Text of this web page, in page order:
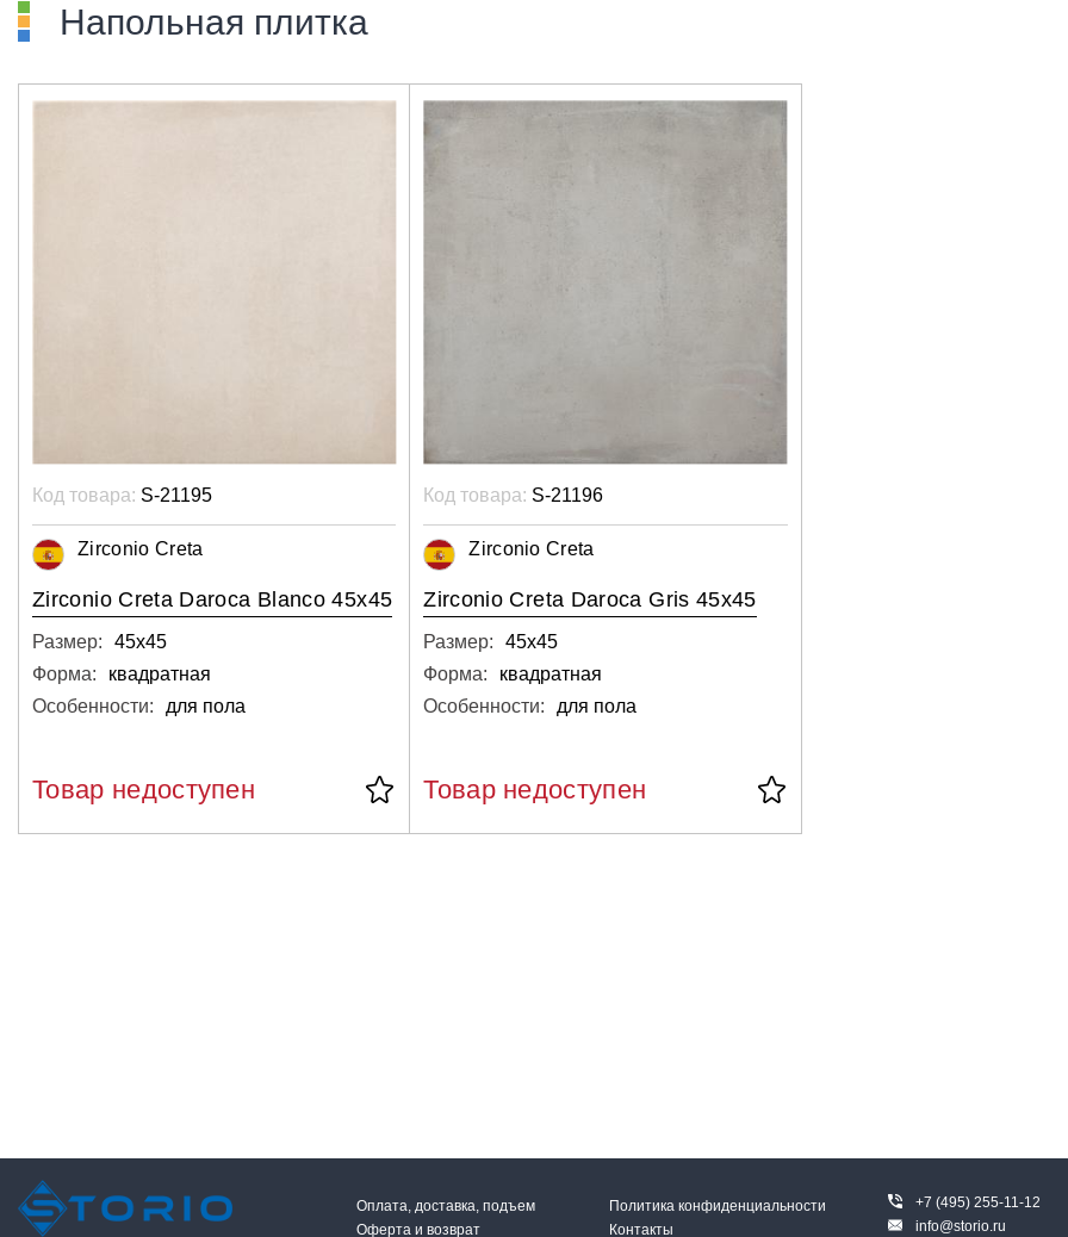
Напольная плитка
Код товара: S-21195
Zirconio Creta
Zirconio Creta Daroca Blanco 45x45
Размер:
45х45
Форма:
квадратная
Особенности:
для пола
Товар недоступен
Код товара: S-21196
Zirconio Creta
Zirconio Creta Daroca Gris 45x45
Размер:
45х45
Форма:
квадратная
Особенности:
для пола
Товар недоступен
Оплата, доставка, подъем
Оферта и возврат
Политика конфиденциальности
Контакты
+7 (495) 255-11-12
info@storio.ru